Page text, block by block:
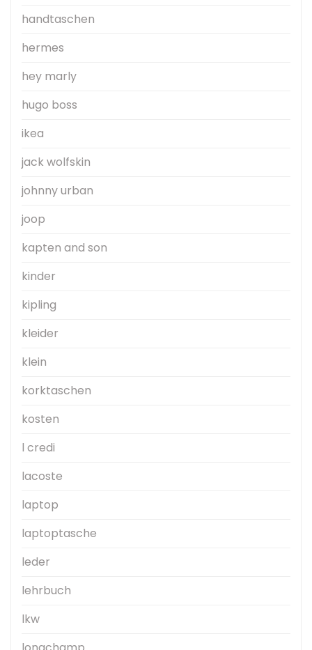
handtaschen
hermes
hey marly
hugo boss
ikea
jack wolfskin
johnny urban
joop
kapten and son
kinder
kipling
kleider
klein
korktaschen
kosten
l credi
lacoste
laptop
laptoptasche
leder
lehrbuch
lkw